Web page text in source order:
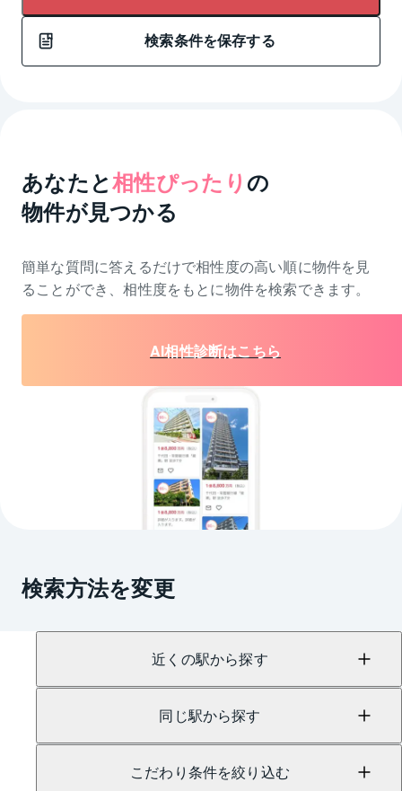
検索条件を保存する
あなたと相性ぴったり の
物件が見つかる
簡単な質問に答えるだけで相性度の高い順に物件を 見
ることができ、相性度をもとに物件を検索できます。
AI相性診断はこちら
検索方法を変更
近くの駅から探す
同じ駅から探す
こだわり条件を絞り込む